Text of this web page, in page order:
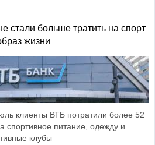
стали больше тратить на спорт
жизни
клиенты ВТБ потратили более 52
спортивное питание, одежду и
клубы